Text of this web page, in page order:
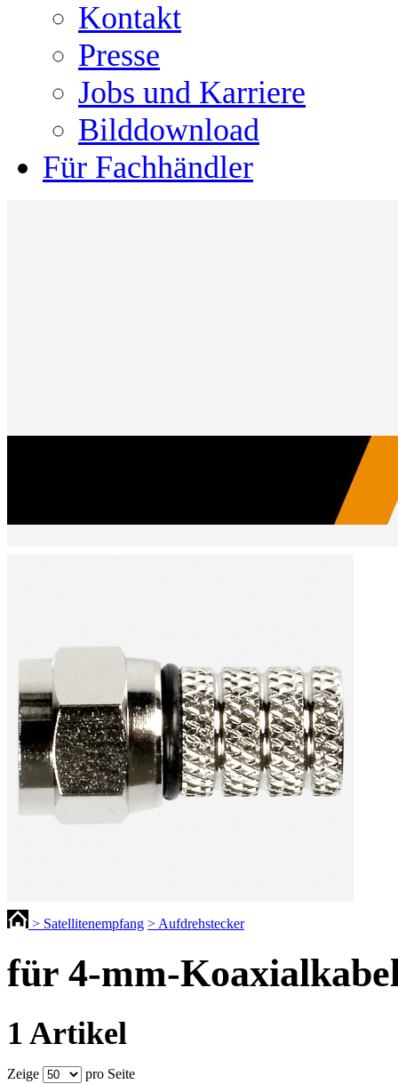
Kontakt
Presse
Jobs und Karriere
Bilddownload
Für Fachhändler
> Satellitenempfang > Aufdrehstecker
für 4-mm-
1 Artikel
Zeige pro Seite